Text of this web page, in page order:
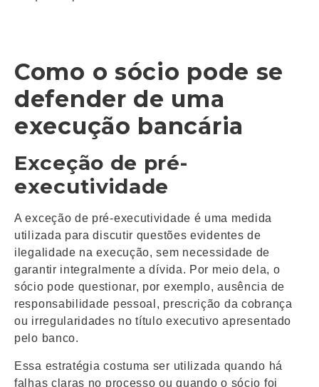
Como o sócio pode se
defender de uma
execução bancária
Exceção de pré-
executividade
A exceção de pré-executividade é uma medida
utilizada para discutir questões evidentes de
ilegalidade na execução, sem necessidade de
garantir integralmente a dívida. Por meio dela, o
sócio pode questionar, por exemplo, ausência de
responsabilidade pessoal, prescrição da cobrança
ou irregularidades no título executivo apresentado
pelo banco.
Essa estratégia costuma ser utilizada quando há
falhas claras no processo ou quando o sócio foi